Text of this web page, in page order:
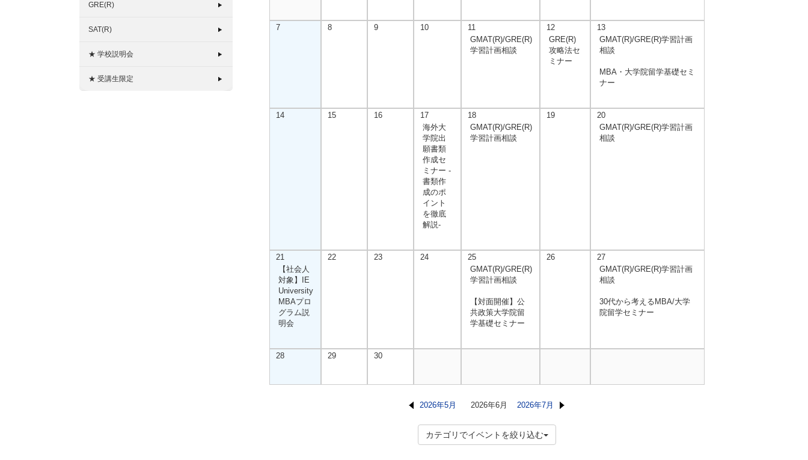
GRE(R)
SAT(R)
★ 学校説明会
★ 受講生限定
7 8 9 10
11
GMAT(R)/GRE(R)
学習計画相談
12
GRE(R)
攻略法セ
ミナー
13
GMAT(R)/GRE(R)学習計画
相談
MBA・大学院留学基礎セミ
ナー
14 15 16
17
海外大
学院出
願書類
作成セ
ミナー -
書類作
成のポ
イント
を徹底
解説-
18
GMAT(R)/GRE(R)
学習計画相談
19
20
GMAT(R)/GRE(R)学習計画
相談
21
【社会人
対象】IE
University
MBAプロ
グラム説
明会
22 23 24
25
GMAT(R)/GRE(R)
学習計画相談
【対面開催】公
共政策大学院留
学基礎セミナー
26
27
GMAT(R)/GRE(R)学習計画
相談
30代から考えるMBA/大学
院留学セミナー
28 29 30
2026年5月 2026年6月 2026年7月
カテゴリでイベントを絞り込む